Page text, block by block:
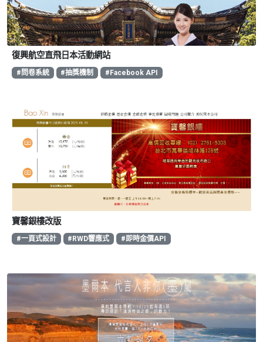
復興航空直飛日本活動網站
#問卷系統 #抽獎機制 #Facebook API
寶馨銀樓改版
#一頁式設計 #RWD響應式 #即時金價API